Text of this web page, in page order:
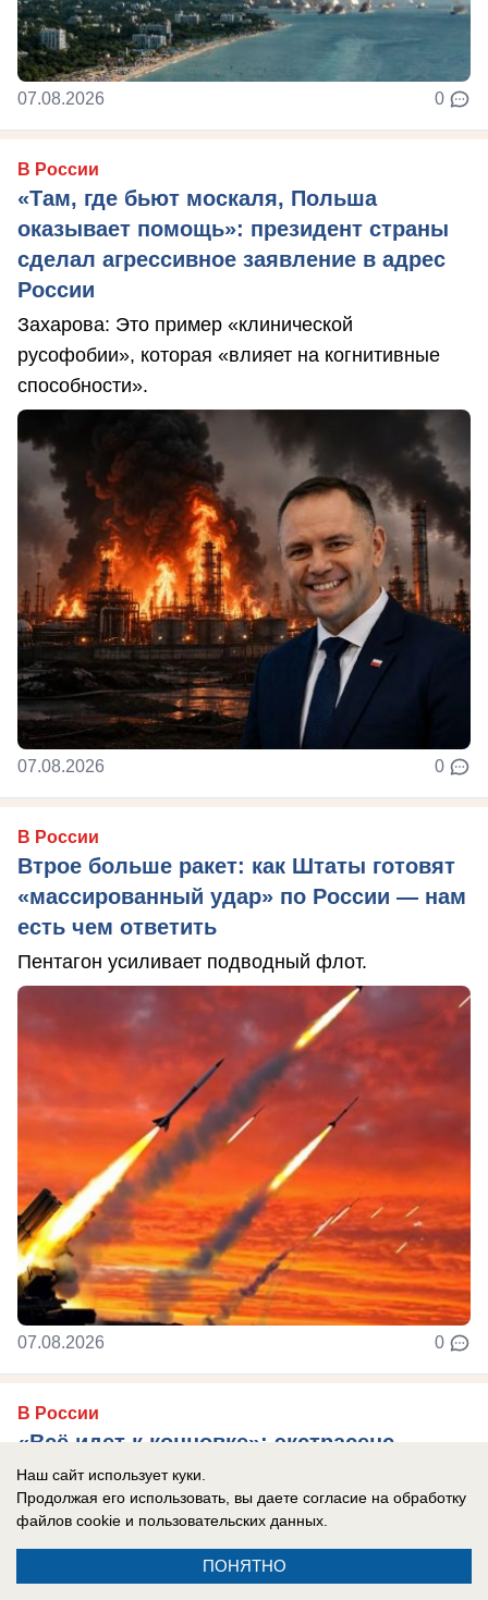
07.08.2026 0
В России
«Там, где бьют москаля, Польша
оказывает помощь»: президент страны
сделал агрессивное заявление в адрес
России
Захарова: Это пример «клинической
русофобии», которая «влияет на когнитивные
способности».
07.08.2026 0
В России
Втрое больше ракет: как Штаты готовят
«массированный удар» по России — нам
есть чем ответить
Пентагон усиливает подводный флот.
07.08.2026 0
В России
«Всё идет к концовке»: экстрасенс
сделала прогноз о завершении СВО и
судьбе России и Украины
Наш сайт использует куки.
Продолжая его использовать, вы даете согласие на обработку
файлов cookie и пользовательских данных.
ПОНЯТНО